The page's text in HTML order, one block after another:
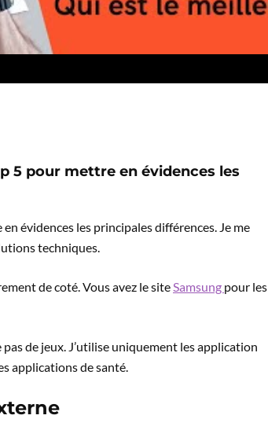
5 pour mettre en évidences les
évidences les principales différences. Je me
techniques.
de coté. Vous avez le siteSamsung pour les
pas de jeux. J’utilise uniquement les application
applications de santé.